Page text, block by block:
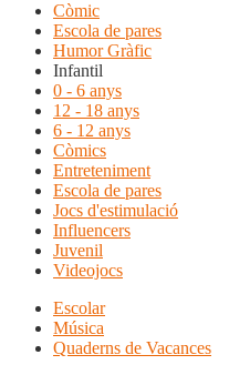
Còmic
Escola de pares
Humor Gràfic
Infantil
0 - 6 anys
12 - 18 anys
6 - 12 anys
Còmics
Entreteniment
Escola de pares
Jocs d'estimulació
Influencers
Juvenil
Videojocs
Escolar
Música
Quaderns de Vacances